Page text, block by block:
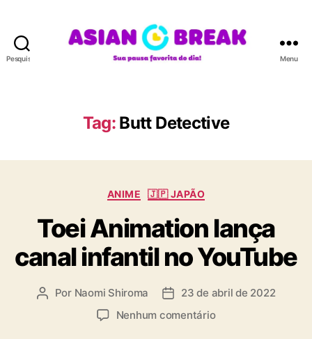
Pesquisar
A
N
R
A
Menu
Tag: Butt Detective
C
t
e
g
o
a
ANIME 🇯🇵 JAPÃO
Toei Animation lança
canal infantil no YouTube
A Por Naomi Shiroma
D 23 de abril de 2022
Nenhum comentárioe